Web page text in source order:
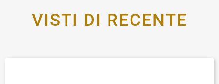
VISTI DI RECENTE